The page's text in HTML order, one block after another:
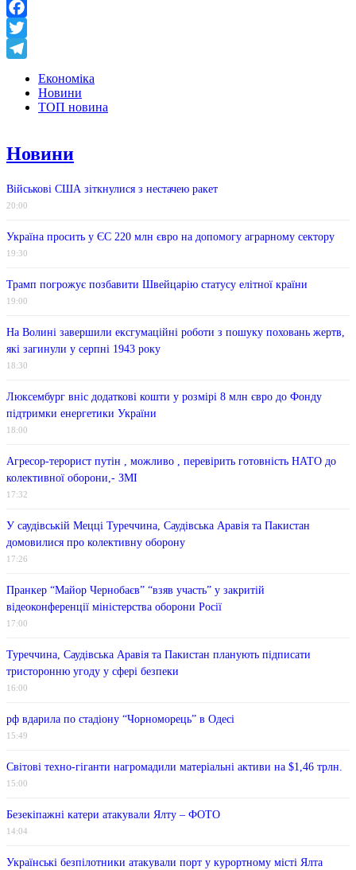
Facebook
Twitter
Економіка
Новини
ТОП новина
Новини
Військові США зіткнулися з нестачею ракет
20:00
Україна просить у ЄС 220 млн євро на допомогу аграрному сектору
19:30
Трамп погрожує позбавити Швейцарію статусу елітної країни
19:00
На Волині завершили ексгумаційні роботи з пошуку поховань жертв,
які загинули у серпні 1943 року
18:30
Люксембург вніс додаткові кошти у розмірі 8 млн євро до Фонду
підтримки енергетики України
18:00
Агресор-терорист путін , можливо , перевірить готовність НАТО до
колективної оборони,- ЗМІ
17:32
У саудівській Мецці Туреччина, Саудівська Аравія та Пакистан
домовилися про колективну оборону
17:26
Пранкер “Майор Чернобаєв” “взяв участь” у закритій
відеоконференції міністерства оборони Росії
17:00
Туреччина, Саудівська Аравія та Пакистан планують підписати
тристоронню угоду у сфері безпеки
16:00
рф вдарила по стадіону “Чорноморець” в Одесі
15:49
Світові техно-гіганти нагромадили матеріальні активи на $1,46 трлн.
15:00
Безекіпажні катери атакували Ялту – ФОТО
14:04
Українські безпілотники атакували порт у курортному місті Ялта